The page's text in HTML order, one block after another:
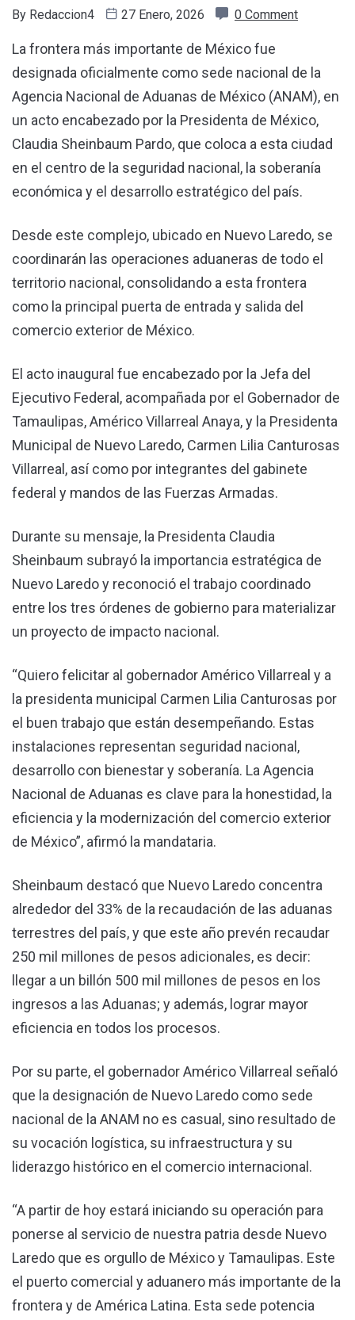
By Redaccion4 27 Enero, 2026 0 Comment
La frontera más importante de México fue
designada oficialmente como sede nacional de la
Agencia Nacional de Aduanas de México (ANAM), en
un acto encabezado por la Presidenta de México,
Claudia Sheinbaum Pardo, que coloca a esta ciudad
en el centro de la seguridad nacional, la soberanía
económica y el desarrollo estratégico del país.
Desde este complejo, ubicado en Nuevo Laredo, se
coordinarán las operaciones aduaneras de todo el
territorio nacional, consolidando a esta frontera
como la principal puerta de entrada y salida del
comercio exterior de México.
El acto inaugural fue encabezado por la Jefa del
Ejecutivo Federal, acompañada por el Gobernador de
Tamaulipas, Américo Villarreal Anaya, y la Presidenta
Municipal de Nuevo Laredo, Carmen Lilia Canturosas
Villarreal, así como por integrantes del gabinete
federal y mandos de las Fuerzas Armadas.
Durante su mensaje, la Presidenta Claudia
Sheinbaum subrayó la importancia estratégica de
Nuevo Laredo y reconoció el trabajo coordinado
entre los tres órdenes de gobierno para materializar
un proyecto de impacto nacional.
“Quiero felicitar al gobernador Américo Villarreal y a
la presidenta municipal Carmen Lilia Canturosas por
el buen trabajo que están desempeñando. Estas
instalaciones representan seguridad nacional,
desarrollo con bienestar y soberanía. La Agencia
Nacional de Aduanas es clave para la honestidad, la
eficiencia y la modernización del comercio exterior
de México”, afirmó la mandataria.
Sheinbaum destacó que Nuevo Laredo concentra
alrededor del 33% de la recaudación de las aduanas
terrestres del país, y que este año prevén recaudar
250 mil millones de pesos adicionales, es decir:
llegar a un billón 500 mil millones de pesos en los
ingresos a las Aduanas; y además, lograr mayor
eficiencia en todos los procesos.
Por su parte, el gobernador Américo Villarreal señaló
que la designación de Nuevo Laredo como sede
nacional de la ANAM no es casual, sino resultado de
su vocación logística, su infraestructura y su
liderazgo histórico en el comercio internacional.
“A partir de hoy estará iniciando su operación para
ponerse al servicio de nuestra patria desde Nuevo
Laredo que es orgullo de México y Tamaulipas. Este
el puerto comercial y aduanero más importante de la
frontera y de América Latina. Esta sede potencia